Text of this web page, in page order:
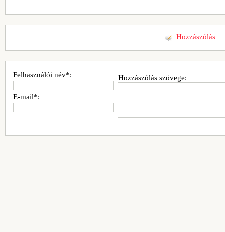
Hozzászólás
Hozzászólás szövege:
Felhasználói név*:
E-mail*: